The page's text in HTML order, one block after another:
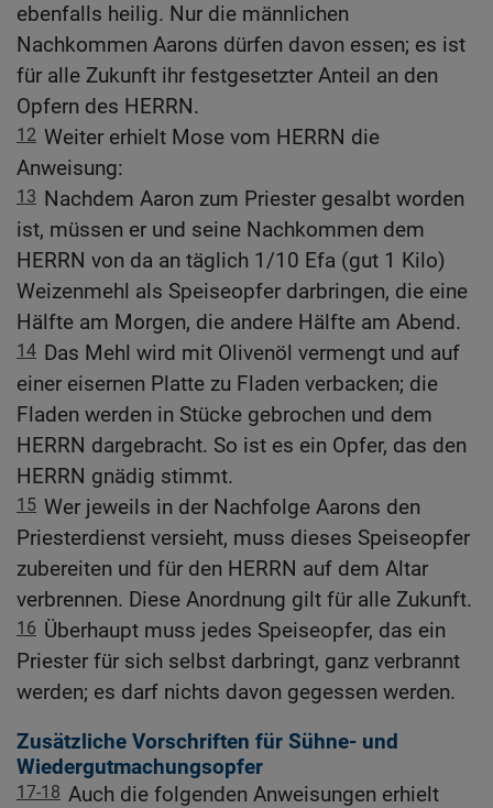
ebenfalls heilig. Nur die männlichen
Nachkommen Aarons dürfen davon essen; es ist
für alle Zukunft ihr festgesetzter Anteil an den
Opfern des HERRN.
12 Weiter erhielt Mose vom HERRN die
Anweisung:
13 Nachdem Aaron zum Priester gesalbt worden
ist, müssen er und seine Nachkommen dem
HERRN von da an täglich 1/10 Efa (gut 1 Kilo)
Weizenmehl als Speiseopfer darbringen, die eine
Hälfte am Morgen, die andere Hälfte am Abend.
14 Das Mehl wird mit Olivenöl vermengt und auf
einer eisernen Platte zu Fladen verbacken; die
Fladen werden in Stücke gebrochen und dem
HERRN dargebracht. So ist es ein Opfer, das den
HERRN gnädig stimmt.
15 Wer jeweils in der Nachfolge Aarons den
Priesterdienst versieht, muss dieses Speiseopfer
zubereiten und für den HERRN auf dem Altar
verbrennen. Diese Anordnung gilt für alle Zukunft.
16 Überhaupt muss jedes Speiseopfer, das ein
Priester für sich selbst darbringt, ganz verbrannt
werden; es darf nichts davon gegessen werden.
Zusätzliche Vorschriften für Sühne- und
Wiedergutmachungsopfer
17-18 Auch die folgenden Anweisungen erhielt